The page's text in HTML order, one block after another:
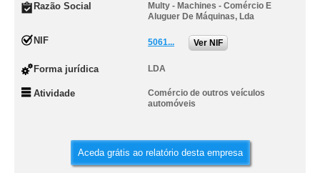
Razão Social
Multy - Machines - Comércio E
Aluguer De Máquinas, Lda
NIF 5061... Ver NIF
Forma jurídica LDA
Atividade
Comércio de outros veículos
automóveis
Aceda grátis ao relatório desta empresa